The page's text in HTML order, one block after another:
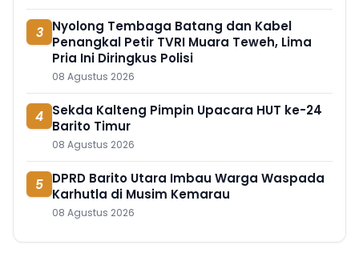
3 Nyolong Tembaga Batang dan Kabel
Penangkal Petir TVRI Muara Teweh, Lima
Pria Ini Diringkus Polisi
08 Agustus 2026
4 Sekda Kalteng Pimpin Upacara HUT ke-24
Barito Timur
08 Agustus 2026
5 DPRD Barito Utara Imbau Warga Waspada
Karhutla di Musim Kemarau
08 Agustus 2026